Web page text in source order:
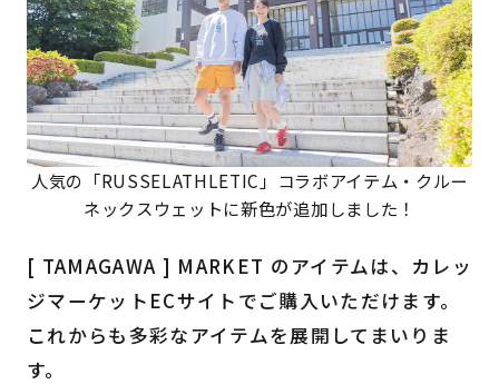
人気の「RUSSELATHLETIC」コラボアイテム・クルー
ネックスウェットに新色が追加しました！
[ TAMAGAWA ] MARKET のアイテムは、カレッ
ジマーケットECサイトでご購入いただけます。
これからも多彩なアイテムを展開してまいりま
す。